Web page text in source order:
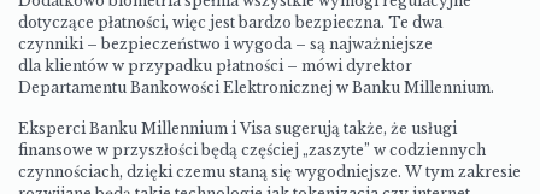
dotyczące płatności, więc jest bardzo bezpieczna. Te dwa
czynniki – bezpieczeństwo i wygoda – są najważniejsze
dla klientów w przypadku płatności – mówi dyrektor
Departamentu Bankowości Elektronicznej w Banku Millennium.
Eksperci Banku Millennium i Visa sugerują także, że usługi
finansowe w przyszłości będą częściej „zaszyte” w codziennych
czynnościach, dzięki czemu staną się wygodniejsze. W tym zakresie